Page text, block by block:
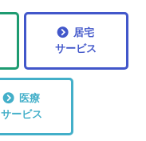
居宅
サービス
医療
サービス